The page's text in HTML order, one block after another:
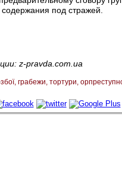
под стражей.
z-pravda.com.ua
грабежи тортури